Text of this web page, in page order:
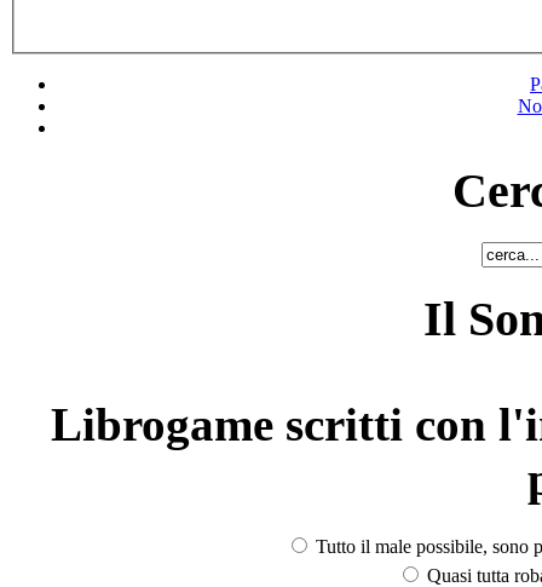
Il
Librogame scritti con
Tutto il male possibile, sono
Quasi tutta